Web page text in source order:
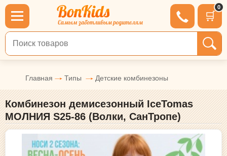
🛒
0
Поиск по товарам
Главная Типы Детские комбинезоны
Комбинезон демисезонный IceTomas
МОЛНИЯ S25-86 (Волки, СанТропе)